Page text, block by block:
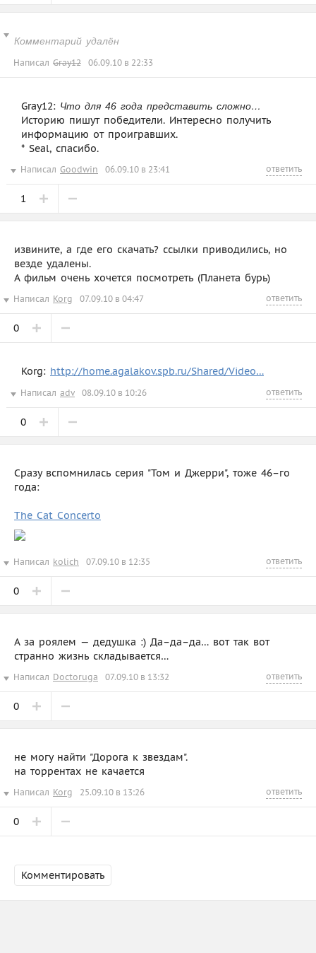
Комментарий удалён
Написал Gray12 06.09.10 в 22:33
Gray12: Что для 46 года представить сложно…
Историю пишут победители. Интересно получить
информацию от проигравших.
* Seal, спасибо.
Написал Goodwin 06.09.10 в 23:41 ответить
1
извините, а где его скачать? ссылки приводились, но
везде удалены.
А фильм очень хочется посмотреть (Планета бурь)
Написал Korg 07.09.10 в 04:47 ответить
0
Korg: http://home.agalakov.spb.ru/Shared/Video…
Написал adv 08.09.10 в 10:26 ответить
0
Сразу вспомнилась серия "Том и Джерри", тоже 46–го
года:
The Cat Concerto
Написал kolich 07.09.10 в 12:35 ответить
0
А за роялем — дедушка :) Да–да–да… вот так вот
странно жизнь складывается…
Написал Doctoruga 07.09.10 в 13:32 ответить
0
не могу найти "Дорога к звездам".
на торрентах не качается
Написал Korg 25.09.10 в 13:26 ответить
0
Комментировать